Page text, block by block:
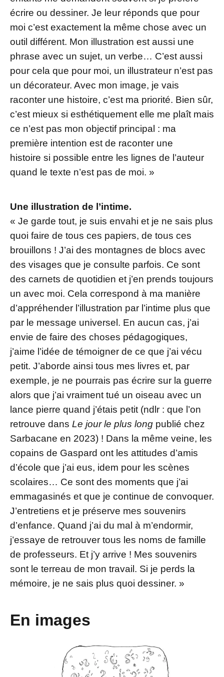
écrire ou dessiner. Je leur réponds que pour
moi c’est exactement la même chose avec un
outil différent. Mon illustration est aussi une
phrase avec un sujet, un verbe… C’est aussi
pour cela que pour moi, un illustrateur n’est pas
un décorateur. Avec mon image, je vais
raconter une histoire, c’est ma priorité. Bien sûr,
c’est mieux si esthétiquement elle me plaît mais
ce n’est pas mon objectif principal : ma
première intention est de raconter une
histoire si possible entre les lignes de l’auteur
quand le texte n’est pas de moi. »
Une illustration de l’intime.
« Je garde tout, je suis envahi et je ne sais plus
quoi faire de tous ces papiers, de tous ces
brouillons ! J’ai des montagnes de blocs avec
des visages que je consulte parfois. Ce sont
des carnets de quotidien et j’en prends toujours
un avec moi. Cela correspond à ma manière
d’appréhender l’illustration par l’intime plus que
par le message universel. En aucun cas, j’ai
envie de faire des choses pédagogiques,
j’aime l’idée de témoigner de ce que j’ai vécu
petit. J’aborde ainsi tous mes livres et, par
exemple, je ne pourrais pas écrire sur la guerre
alors que j’ai vraiment tué un oiseau avec un
lance pierre quand j’étais petit (ndlr : que l’on
retrouve dans Le jour le plus long publié chez
Sarbacane en 2023) ! Dans la même veine, les
copains de Gaspard ont les attitudes d’amis
d’école que j’ai eus, idem pour les scènes
scolaires… Ce sont des moments que j’ai
emmagasinés et que je continue de convoquer.
J’entretiens et je préserve mes souvenirs
d’enfance. Quand j’ai du mal à m’endormir,
j’essaye de retrouver tous les noms de famille
de professeurs. Et j’y arrive ! Mes souvenirs
sont le terreau de mon travail. Si je perds la
mémoire, je ne sais plus quoi dessiner. »
En images